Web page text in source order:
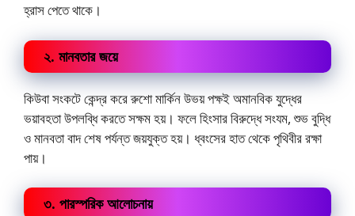
হ্রাস পেতে থাকে।
২. মানবতার জয়ে
কিউবা সংকটে কেন্দ্র করে রুশো মার্কিন উভয় পক্ষই অমানবিক যুদ্ধের
ভয়াবহতা উপলব্ধি করতে সক্ষম হয়। ফলে হিংসার বিরুদ্ধে সংযম, শুভ বুদ্ধি
ও মানবতা বাদ শেষ পর্যন্ত জয়যুক্ত হয়। ধ্বংসের হাত থেকে পৃথিবীর রক্ষা
পায়।
৩. পারস্পরিক আলোচনায়